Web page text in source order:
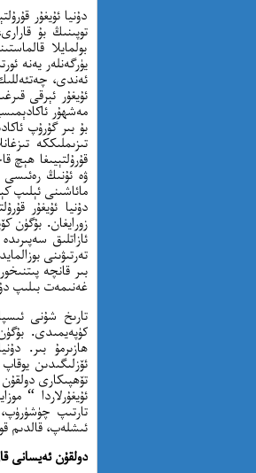
دۇنيا ئۇيغۇر
توپىنىڭ بۇ
بولمايلا
يۈرگەنلەر يەنە
ئەندى،
ئۇيغۇر ئېرقى
مەشھۇر
تىزىملىككە
قۇرۇلتېيىغا ھېچ
ۋە ئۇنىڭ رەئىسى
مائاشىنى ئېلىپ
دۇنيا ئۇيغۇر
زورايغان. بۇگۈن
ئازاتلىق
تەرتىۋىنى
بىر قانچە
غەنىمەت بىلىپ
تارىخ شۇنى
ھازىرمۇ بىر.
ئۆزلىگىدىن
تۆھپىكارى
ئۇيغۇرلاردا “
تارتىپ چۈشۈرۈپ،
ئىشلەپ، قالدىم
دولقۇن ئەيسانى